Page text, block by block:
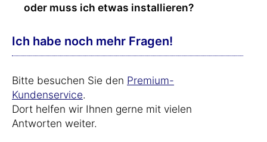
oder muss ich etwas installieren?
Ich habe noch mehr Fragen!
Bitte besuchen Sie den Premium-
Kundenservice.
Dort helfen wir Ihnen gerne mit vielen
Antworten weiter.